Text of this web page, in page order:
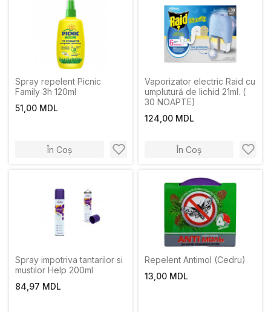
Spray repelent Picnic
Family 3h 120ml
51,00 MDL
În Coș
Vaporizator electric Raid cu
umplutură de lichid 21ml. (
30 NOAPTE)
124,00 MDL
În Coș
Spray impotriva tantarilor si
mustilor Help 200ml
84,97 MDL
Repelent Antimol (Cedru)
13,00 MDL